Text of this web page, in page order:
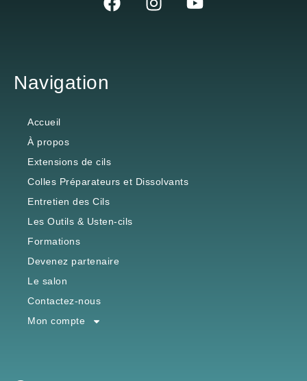
Navigation
Accueil
À propos
Extensions de cils
Colles Préparateurs et Dissolvants
Entretien des Cils
Les Outils & Usten-cils
Formations
Devenez partenaire
Le salon
Contactez-nous
Mon compte